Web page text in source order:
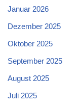
Januar 2026
Dezember 2025
Oktober 2025
September 2025
August 2025
Juli 2025